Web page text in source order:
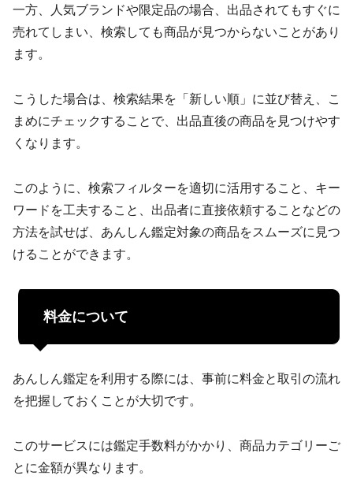
一方、人気ブランドや限定品の場合、出品されてもすぐに
売れてしまい、検索しても商品が見つからないことがあり
ます。
こうした場合は、検索結果を「新しい順」に並び替え、こ
まめにチェックすることで、出品直後の商品を見つけやす
くなります。
このように、検索フィルターを適切に活用すること、キー
ワードを工夫すること、出品者に直接依頼することなどの
方法を試せば、あんしん鑑定対象の商品をスムーズに見つ
けることができます。
料金について
あんしん鑑定を利用する際には、事前に料金と取引の流れ
を把握しておくことが大切です。
このサービスには鑑定手数料がかかり、商品カテゴリーご
とに金額が異なります。